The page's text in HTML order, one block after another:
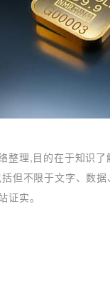
整理,目的在于知识
但不限于文字、数
证实。